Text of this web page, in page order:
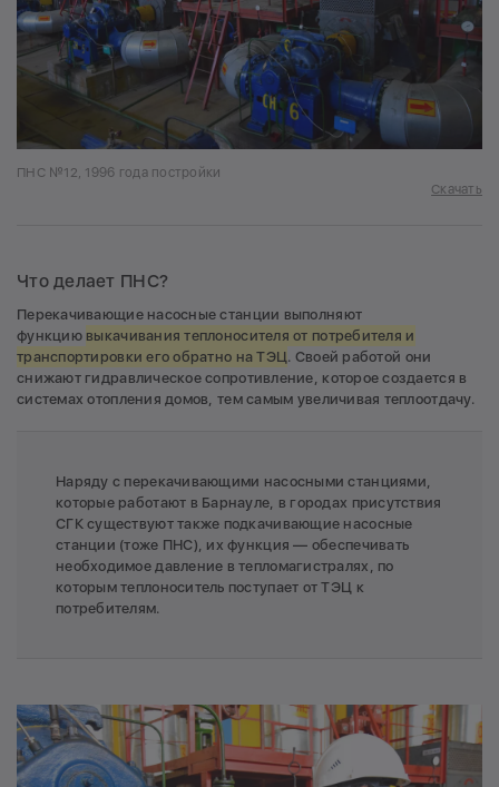
ПНС №12, 1996 года постройки
Скачать
Что делает ПНС?
Перекачивающие насосные станции выполняют
функцию выкачивания теплоносителя от потребителя и
транспортировки его обратно на ТЭЦ. Своей работой они
снижают гидравлическое сопротивление, которое создается в
системах отопления домов, тем самым увеличивая теплоотдачу.
Наряду с перекачивающими насосными станциями,
которые работают в Барнауле, в городах присутствия
СГК существуют также подкачивающие насосные
станции (тоже ПНС), их функция — обеспечивать
необходимое давление в тепломагистралях, по
которым теплоноситель поступает от ТЭЦ к
потребителям.